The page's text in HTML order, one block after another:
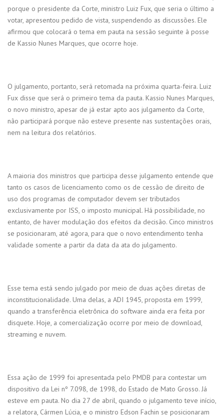
porque o presidente da Corte, ministro Luiz Fux, que seria o último a
votar, apresentou pedido de vista, suspendendo as discussões. Ele
afirmou que colocará o tema em pauta na sessão seguinte à posse
de Kassio Nunes Marques, que ocorre hoje.
O julgamento, portanto, será retomada na próxima quarta-feira. Luiz
Fux disse que será o primeiro tema da pauta. Kassio Nunes Marques,
o novo ministro, apesar de já estar apto aos julgamento da Corte,
não participará porque não esteve presente nas sustentações orais,
nem na leitura dos relatórios.
A maioria dos ministros que participa desse julgamento entende que
tanto os casos de licenciamento como os de cessão de direito de
uso dos programas de computador devem ser tributados
exclusivamente por ISS, o imposto municipal. Há possibilidade, no
entanto, de haver modulação dos efeitos da decisão. Cinco ministros
se posicionaram, até agora, para que o novo entendimento tenha
validade somente a partir da data da ata do julgamento.
Esse tema está sendo julgado por meio de duas ações diretas de
inconstitucionalidade. Uma delas, a ADI 1945, proposta em 1999,
quando a transferência eletrônica do software ainda era feita por
disquete. Hoje, a comercialização ocorre por meio de download,
streaming e nuvem.
Essa ação de 1999 foi apresentada pelo PMDB para contestar um
dispositivo da Lei nº 7.098, de 1998, do Estado de Mato Grosso. Já
esteve em pauta. No dia 27 de abril, quando o julgamento teve início,
a relatora, Cármen Lúcia, e o ministro Edson Fachin se posicionaram